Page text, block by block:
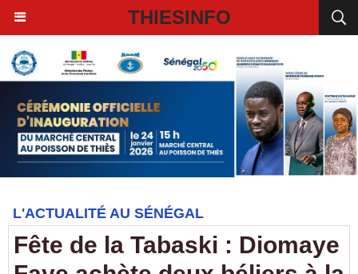
THIESINFO
L'ACTUALITÉ AU SÉNÉGAL
Fête de la Tabaski : Diomaye